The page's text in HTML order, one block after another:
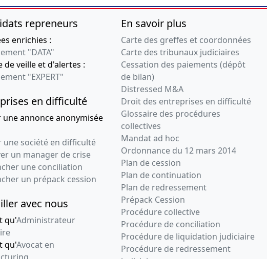
repreneurs
enrichies :
"DATA"
de veille et d'alertes :
"EXPERT"
en difficulté
une annonce anonymisée
une société en difficulté
un manager de crise
une conciliation
un prépack cession
avec nous
qu'Administrateur
qu'Avocat en
En savoir plus
Carte des greffes et coordonnées
Carte des tribunaux judiciaires
Cessation des paiements (dépôt
de bilan)
Distressed M&A
Droit des entreprises en difficulté
Glossaire des procédures
collectives
Mandat ad hoc
Ordonnance du 12 mars 2014
Plan de cession
Plan de continuation
Plan de redressement
Prépack Cession
Procédure collective
Procédure de conciliation
Procédure de liquidation judiciaire
Procédure de redressement